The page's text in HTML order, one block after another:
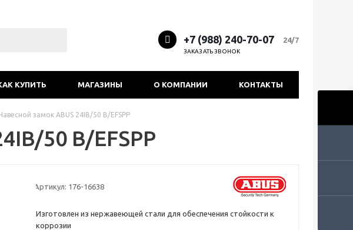
+7 (988) 240-70-07 24/7
ЗАКАЗАТЬ ЗВОНОК
КУПИТЬ МАГАЗИНЫ О КОМПАНИИ КОНТАКТЫ
замок ABUS 24IB/50 B/EFSPP
50 B/EFSPP
Артикул: 176-16638
Изготовлен из нержавеющей стали для обеспечения стойкости к
коррозии